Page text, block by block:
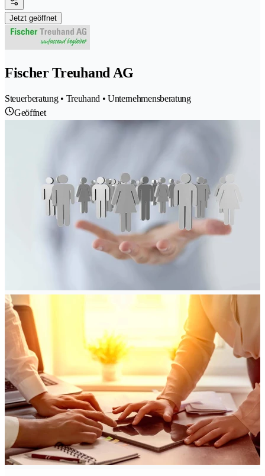
Jetzt geöffnet
Fischer Treuhand AG
Steuerberatung • Treuhand • Unternehmensberatung
Geöffnet